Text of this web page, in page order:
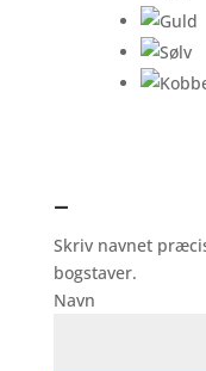
–
Skriv navnet
bogstaver.
Navn